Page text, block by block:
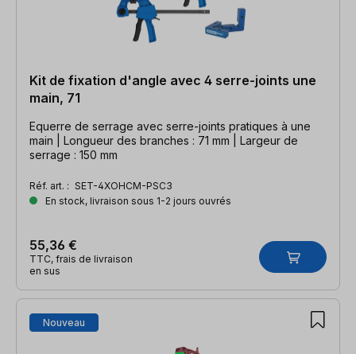
Kit de fixation d'angle avec 4 serre-joints une
main, 71
Equerre de serrage avec serre-joints pratiques à une
main | Longueur des branches : 71 mm | Largeur de
serrage : 150 mm
Réf. art. : SET-4XOHCM-PSC3
En stock, livraison sous 1-2 jours ouvrés
55,36 €
TTC, frais de livraison
en sus
Nouveau